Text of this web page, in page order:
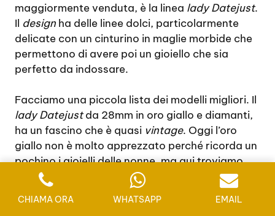
maggiormente venduta, è la linea lady Datejust.
Il design ha delle linee dolci, particolarmente
delicate con un cinturino in maglie morbide che
permettono di avere poi un gioiello che sia
perfetto da indossare.
Facciamo una piccola lista dei modelli migliori. Il
lady Datejustda 28mm in oro giallo e diamanti,
ha un fascino che è quasi vintage. Oggi l’oro
giallo non è molto apprezzato perché ricorda un
pochino i gioielli delle nonne, ma qui troviamo
anche una buona unione con le pietre preziosi
che riescono poi a valorizzare la struttura.
Quindi effettivamente è un vero e proprio
CHIAMA ORA WHATSAPP EMAIL